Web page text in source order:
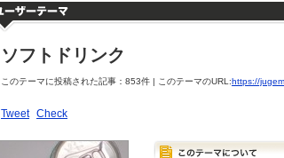
ソフトドリンク
このテーマに投稿された記事：853件 | このテーマのURL:https://
Tweet Check